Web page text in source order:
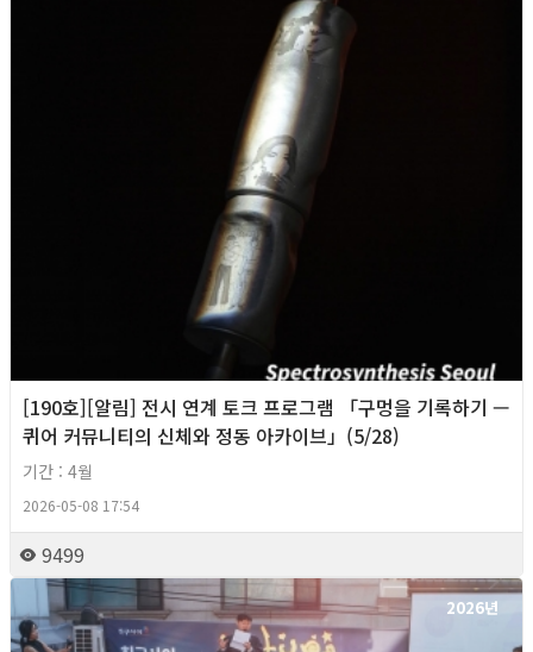
[190호][알림] 전시 연계 토크 프로그램 「구멍을 기록하기 —
퀴어 커뮤니티의 신체와 정동 아카이브」(5/28)
기간 : 4월
2026-05-08 17:54
9499
2026년